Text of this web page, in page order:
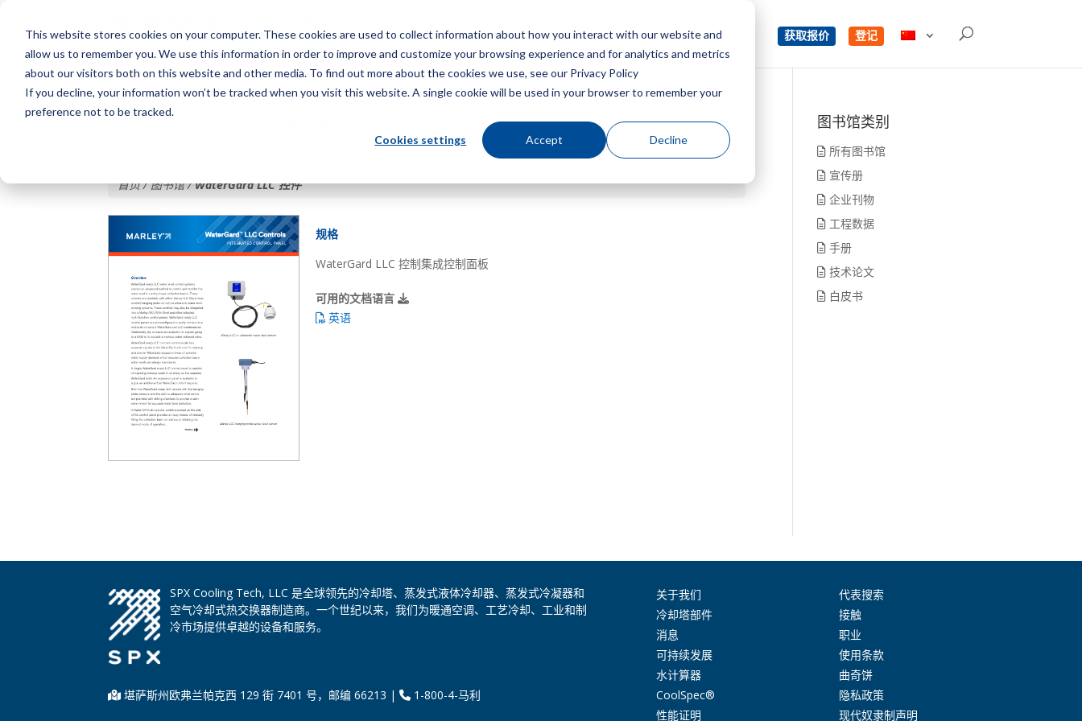
This website stores cookies on your computer. These cookies are used to collect information about how you interact with our website and
allow us to remember you. We use this information in order to improve and customize your browsing experience and for analytics and metrics
about our visitors both on this website and other media. To find out more about the cookies we use, see our Privacy Policy
If you decline, your information won’t be tracked when you visit this website. A single cookie will be used in your browser to remember your
preference not to be tracked.
Cookies settings Accept Decline
菜单 获取报价 登记
WaterGard LLC 控件
首页 / 图书馆 /WaterGard LLC 控件
规格
WaterGard LLC 控制集成控制面板
可用的文档语言
英语
图书馆类别
所有图书馆
宣传册
企业刊物
工程数据
手册
技术论文
白皮书
SPX Cooling Tech, LLC 是全球领先的冷却塔、蒸发式液体冷却器、蒸发式冷凝器和
空气冷却式热交换器制造商。一个世纪以来，我们为暖通空调、工艺冷却、工业和制
冷市场提供卓越的设备和服务。
堪萨斯州欧弗兰帕克西 129 街 7401 号，邮编 66213 | 1-800-4-马利
关于我们
冷却塔部件
消息
可持续发展
水计算器
CoolSpec®
性能证明
代表搜索
接触
职业
使用条款
曲奇饼
隐私政策
现代奴隶制声明